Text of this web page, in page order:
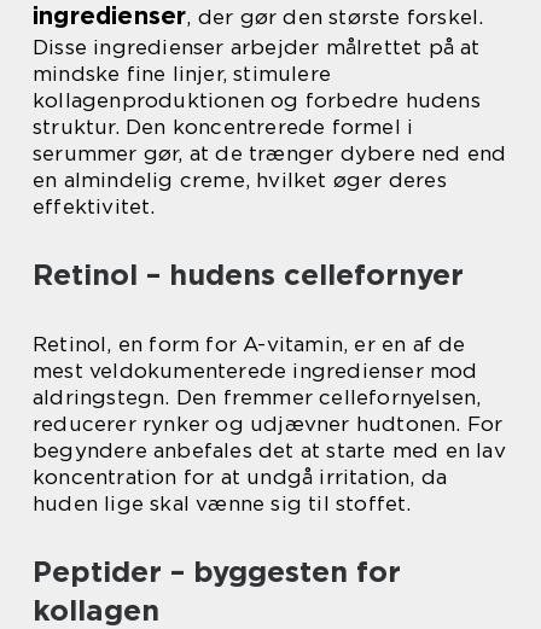
ingredienser, der gør den største forskel.
Disse ingredienser arbejder målrettet på at
mindske fine linjer, stimulere
kollagenproduktionen og forbedre hudens
struktur. Den koncentrerede formel i
serummer gør, at de trænger dybere ned end
en almindelig creme, hvilket øger deres
effektivitet.
Retinol – hudens cellefornyer
Retinol, en form for A-vitamin, er en af de
mest veldokumenterede ingredienser mod
aldringstegn. Den fremmer cellefornyelsen,
reducerer rynker og udjævner hudtonen. For
begyndere anbefales det at starte med en lav
koncentration for at undgå irritation, da
huden lige skal vænne sig til stoffet.
Peptider – byggesten for
kollagen